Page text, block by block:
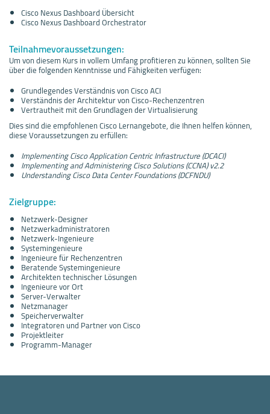
Cisco Nexus Dashboard Übersicht
Cisco Nexus Dashboard Orchestrator
Teilnahmevoraussetzungen:
Um von diesem Kurs in vollem Umfang profitieren zu können, sollten Sie
über die folgenden Kenntnisse und Fähigkeiten verfügen:
Grundlegendes Verständnis von Cisco ACI
Verständnis der Architektur von Cisco-Rechenzentren
Vertrautheit mit den Grundlagen der Virtualisierung
Dies sind die empfohlenen Cisco Lernangebote, die Ihnen helfen können,
diese Voraussetzungen zu erfüllen:
Implementing Cisco Application Centric Infrastructure (DCACI)
Implementing and Administering Cisco Solutions (CCNA) v2.2
Understanding Cisco Data Center Foundations (DCFNDU)
Zielgruppe:
Netzwerk-Designer
Netzwerkadministratoren
Netzwerk-Ingenieure
Systemingenieure
Ingenieure für Rechenzentren
Beratende Systemingenieure
Architekten technischer Lösungen
Ingenieure vor Ort
Server-Verwalter
Netzmanager
Speicherverwalter
Integratoren und Partner von Cisco
Projektleiter
Programm-Manager